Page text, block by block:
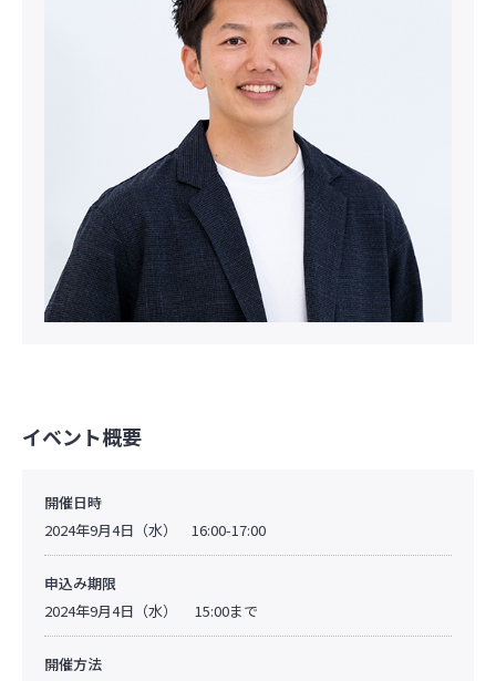
イベント概要
開催日時
2024年9月4日（水） 16:00-17:00
申込み期限
2024年9月4日（水） 15:00まで
開催方法